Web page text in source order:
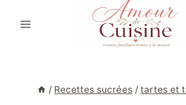
/ Recettes sucrées / tartes et